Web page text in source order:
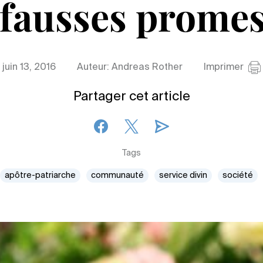
juin 13, 2016 Auteur: Andreas Rother Imprimer
Partager cet article
Tags
apôtre-patriarche communauté service divin société